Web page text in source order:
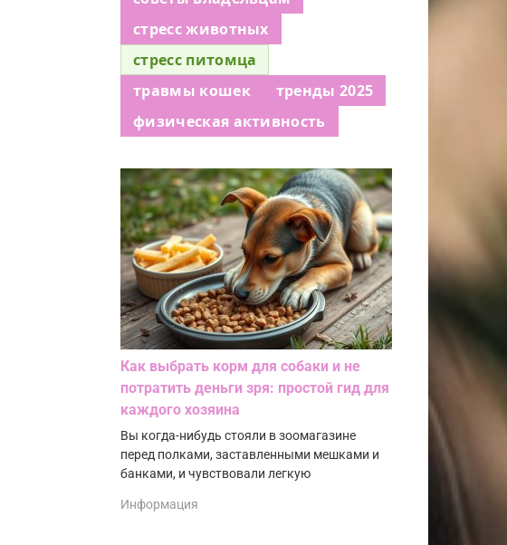
стресс животных
стресс питомца
травмы кошек
тренды 2025
физическая активность
Как выбрать корм для собаки и не
потратить деньги зря: простой гид для
каждого хозяина
Вы когда-нибудь стояли в зоомагазине
перед полками, заставленными мешками и
банками, и чувствовали легкую
Информация